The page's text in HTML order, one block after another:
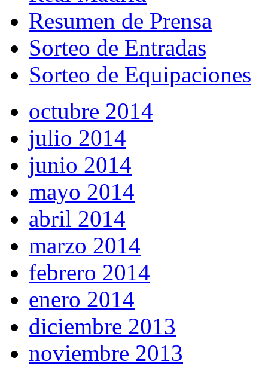
Resumen de Prensa
Sorteo de Entradas
Sorteo de Equipaciones
octubre 2014
julio 2014
junio 2014
mayo 2014
abril 2014
marzo 2014
febrero 2014
enero 2014
diciembre 2013
noviembre 2013